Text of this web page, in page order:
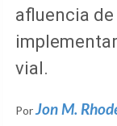
afluencia
vial.
PorJon M.